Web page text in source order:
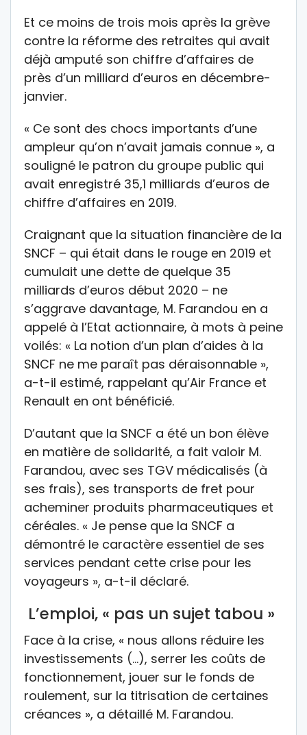
Et ce moins de trois mois après la grève
contre la réforme des retraites qui avait
déjà amputé son chiffre d’affaires de
près d’un milliard d’euros en décembre-
janvier.
« Ce sont des chocs importants d’une
ampleur qu’on n’avait jamais connue », a
souligné le patron du groupe public qui
avait enregistré 35,1 milliards d’euros de
chiffre d’affaires en 2019.
Craignant que la situation financière de la
SNCF – qui était dans le rouge en 2019 et
cumulait une dette de quelque 35
milliards d’euros début 2020 – ne
s’aggrave davantage, M. Farandou en a
appelé à l’Etat actionnaire, à mots à peine
voilés: « La notion d’un plan d’aides à la
SNCF ne me paraît pas déraisonnable »,
a-t-il estimé, rappelant qu’Air France et
Renault en ont bénéficié.
D’autant que la SNCF a été un bon élève
en matière de solidarité, a fait valoir M.
Farandou, avec ses TGV médicalisés (à
ses frais), ses transports de fret pour
acheminer produits pharmaceutiques et
céréales. « Je pense que la SNCF a
démontré le caractère essentiel de ses
services pendant cette crise pour les
voyageurs », a-t-il déclaré.
L’emploi, « pas un sujet tabou »
Face à la crise, « nous allons réduire les
investissements (…), serrer les coûts de
fonctionnement, jouer sur le fonds de
roulement, sur la titrisation de certaines
créances », a détaillé M. Farandou.